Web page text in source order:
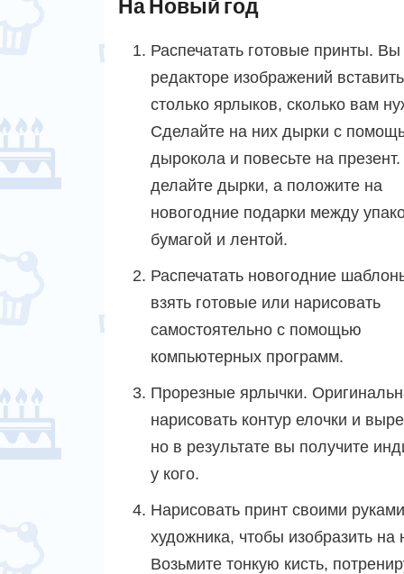
Распечатать готовые принты.
редакторе изображений
столько ярлыков, сколько вам
Сделайте на них дырки с
дырокола и повесьте на
делайте дырки, а положите на
новогодние подарки между
бумагой и лентой.
Распечатать новогодние
взять готовые или нарисовать
самостоятельно с помощью
компьютерных программ.
Прорезные ярлычки.
нарисовать контур елочки и
но в результате вы получите
у кого.
Нарисовать принт своими
художника, чтобы изобразить
Возьмите тонкую кисть,